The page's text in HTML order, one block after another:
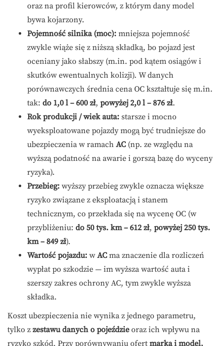
oraz na profil kierowców, z którym dany model
bywa kojarzony.
Pojemność silnika (moc): mniejsza pojemność
zwykle wiąże się z niższą składką, bo pojazd jest
oceniany jako słabszy (m.in. pod kątem osiągów i
skutków ewentualnych kolizji). W danych
porównawczych średnia cena OC kształtuje się m.in.
tak: do 1,0 l – 600 zł, powyżej 2,0 l – 876 zł.
Rok produkcji / wiek auta: starsze i mocno
wyeksploatowane pojazdy mogą być trudniejsze do
ubezpieczenia w ramach AC (np. ze względu na
wyższą podatność na awarie i gorszą bazę do wyceny
ryzyka).
Przebieg: wyższy przebieg zwykle oznacza większe
ryzyko związane z eksploatacją i stanem
technicznym, co przekłada się na wycenę OC (w
przybliżeniu: do 50 tys. km – 612 zł, powyżej 250 tys.
km – 849 zł).
Wartość pojazdu: w AC ma znaczenie dla rozliczeń
wypłat po szkodzie — im wyższa wartość auta i
szerszy zakres ochrony AC, tym zwykle wyższa
składka.
Koszt ubezpieczenia nie wynika z jednego parametru,
tylko z zestawu danych o pojeździe oraz ich wpływu na
ryzyko szkód. Przy porównywaniu ofert marka i model,